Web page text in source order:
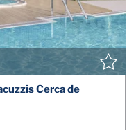
Cerca de